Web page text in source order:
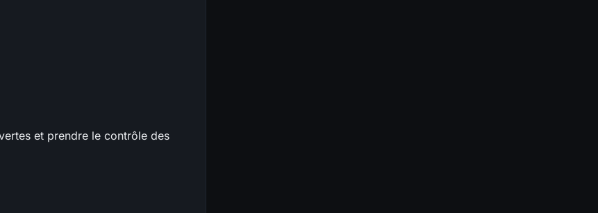
et prendre le contrôle des